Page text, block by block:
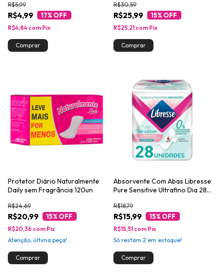
R$4,99
R$5,99
17% OFF
R$4,84 com Pix
R$25,99
R$30,59
15% OFF
R$25,21 com Pix
Protetor Diário Naturalmente
Daily sem Fragrância 120un
R$20,99
R$24,69
15% OFF
R$20,36 com Pix
Atenção, última peça!
Absorvente Com Abas Libresse
Pure Sensitive Ultrafino Dia 28
R$15,99
R$18,79
15% OFF
R$15,51 com Pix
Só restam 2 em estoque!